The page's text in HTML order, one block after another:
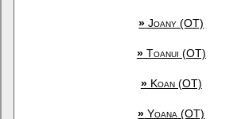
» Joany (OT)
»Toanui (OT)
»Koan (OT)
» Yoana (OT)